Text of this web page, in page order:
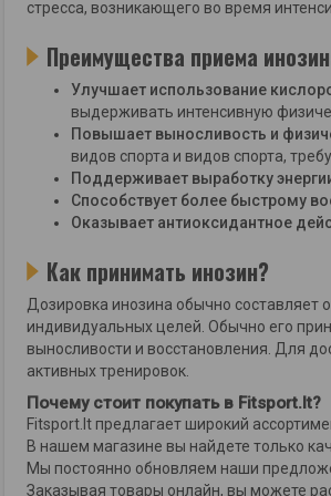
стресса, возникающего во время
Преимущества приема
Улучшает использование
выдерживать интенсивную
Повышает выносливость и
видов спорта и видов спорта,
Поддерживает выработку
Способствует более быстрому
Оказывает антиоксидантное
Как принимать инозин?
Дозировка инозина обычно составляет
индивидуальных целей. Обычно его
выносливости и восстановления. Для
активных тренировок.
Почему стоит покупать в Fitsport.lt?
Fitsport.lt предлагает широкий
В нашем магазине вы найдете только
Мы постоянно обновляем наши
Заказывая товары онлайн, вы можете